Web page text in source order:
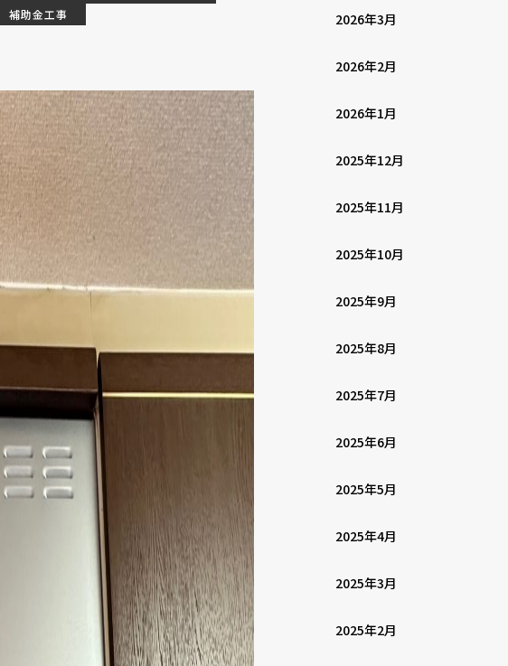
補助金工事 2026年3月
2026年2月
2026年1月
2025年12月
2025年11月
2025年10月
2025年9月
2025年8月
2025年7月
2025年6月
2025年5月
2025年4月
2025年3月
2025年2月